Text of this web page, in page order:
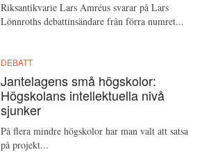
Riksantikvarie Lars Amréus svarar på Lars
Lönnroths debattinsändare från förra numret...
DEBATT
Jantelagens små högskolor:
Högskolans intellektuella nivå
sjunker
På flera mindre högskolor har man valt att satsa
på projekt...